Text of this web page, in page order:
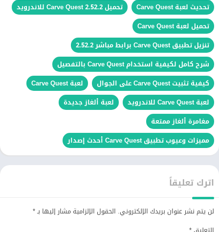
تحديث لعبة Carve Quest
تحميل Carve Quest 2.52.2 للاندرويد
تحميل لعبة Carve Quest
تنزيل تطبيق Carve Quest برابط مباشر 2.52.2
شرح كامل لكيفية استخدام Carve Quest بالتفصيل
كيفية تثبيت Carve Quest على الجوال
لعبة Carve Quest
لعبة Carve Quest للاندرويد
لعبة ألغاز جديدة
مغامرة ألغاز ممتعة
مميزات وعيوب تطبيق Carve Quest أحدث إصدار
اترك تعليقاً
لن يتم نشر عنوان بريدك الإلكتروني. الحقول الإلزامية مشار إليها بـ*